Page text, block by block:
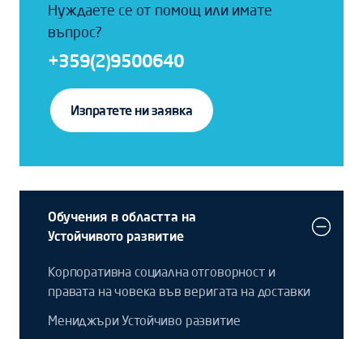
Нуждаете се от помощ или имате
въпрос?
+359(2)9500640
Изпратете ни заявка
Обучения в областта на
Устойчивото развитие
Корпоративна социална отговорност и
правата на човека във веригата на доставки
Мениджъри Устойчиво развитие